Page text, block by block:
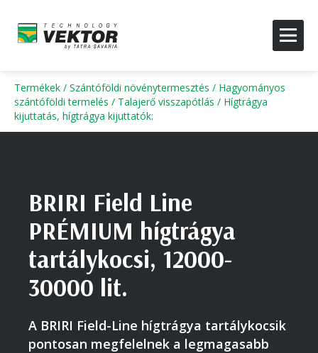
Termékek / Szántóföldi növénytermesztés / Hagyományos
szántóföldi termelés / Talajerő visszapótlás / Hígtrágya
kijuttatás, hígtrágya kijuttatók:
BRIRI Field Line
PRÉMIUM hígtrágya
tartálykocsi, 12000-
30000 lit.
A BRIRI Field-Line hígtrágya tartálykocsik
pontosan megfelelnek a legmagasabb